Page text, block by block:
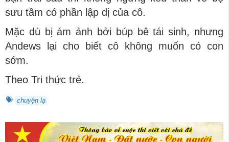
sưu tầm có phần lập dị của cô.
Mặc dù bị ám ảnh bởi búp bê tái sinh, nhưng
Andews lại cho biết cô không muốn có con
sớm.
Theo Tri thức trẻ.
chuyện lạ